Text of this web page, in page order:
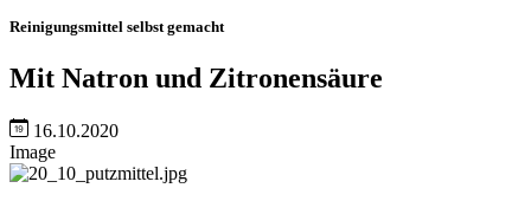
Reinigungsmittel selbst gemacht
Mit Natron und Zitronensäure
16.10.2020
Image